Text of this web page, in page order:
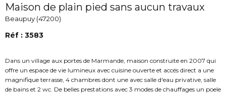
Maison de plain pied sans aucun travaux
Beaupuy (47200)
Réf : 3583
Dans un village aux portes de Marmande, maison construite en 2007 qui
offre un espace de vie lumineux avec cuisine ouverte et accés direct a une
magnifique terrasse, 4 chambres dont une avec salle d'eau privative, salle
de bains et 2 wc. De belles prestations avec 3 modes de chauffages un poele